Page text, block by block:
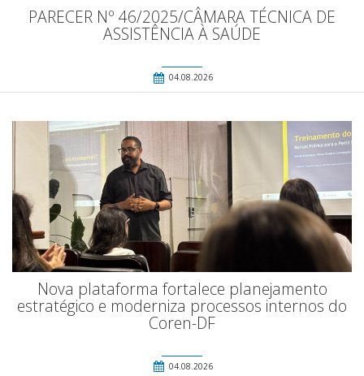
PARECER Nº 46/2025/CÂMARA TÉCNICA DE
ASSISTÊNCIA À SAÚDE
04.08.2026
Nova plataforma fortalece planejamento
estratégico e moderniza processos internos do
Coren-DF
04.08.2026